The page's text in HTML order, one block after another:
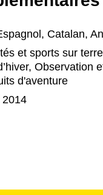
Catalan,
et sports sur
Observation
d'aventure
2014